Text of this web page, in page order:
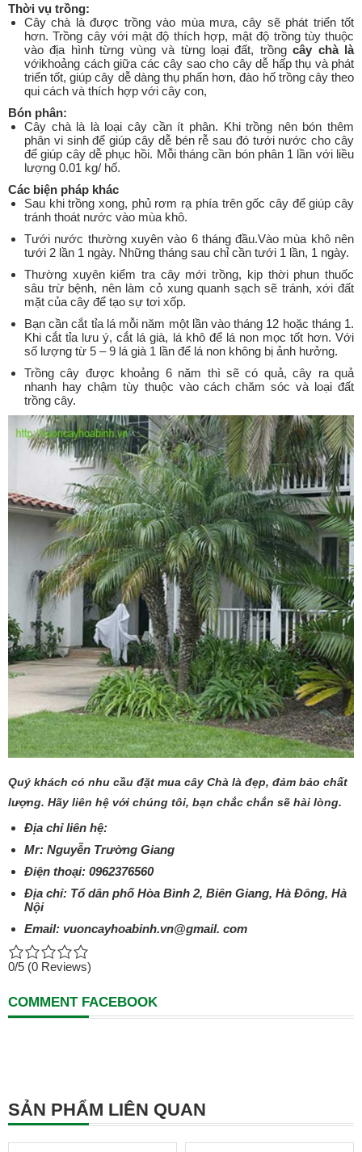
Thời vụ trồng:
Cây chà là được trồng vào mùa mưa, cây sẽ phát triển tốt
hơn. Trồng cây với mật độ thích hợp, mật độ trồng tùy thuộc
vào địa hình từng vùng và từng loại đất, trồngcây chà là
vớikhoảng cách giữa các cây sao cho cây dễ hấp thụ và phát
triển tốt, giúp cây dễ dàng thụ phấn hơn, đào hố trồng cây theo
qui cách và thích hợp với cây con,
Bón phân:
Cây chà là là loại cây cần ít phân. Khi trồng nên bón thêm
phân vi sinh để giúp cây dễ bén rễ sau đó tưới nước cho cây
để giúp cây dễ phục hồi. Mỗi tháng cần bón phân 1 lần với liều
lượng 0.01 kg/ hố.
Các biện pháp khác
Sau khi trồng xong, phủ rơm rạ phía trên gốc cây để giúp cây
tránh thoát nước vào mùa khô.
Tưới nước thường xuyên vào 6 tháng đầu.Vào mùa khô nên
tưới 2 lần 1 ngày. Những tháng sau chỉ cần tưới 1 lần, 1 ngày.
Thường xuyên kiểm tra cây mới trồng, kịp thời phun thuốc
sâu trừ bệnh, nên làm cỏ xung quanh sạch sẽ tránh, xới đất
mặt của cây để tạo sự tơi xốp.
Bạn cần cắt tỉa lá mỗi năm một lần vào tháng 12 hoặc tháng 1.
Khi cắt tỉa lưu ý, cắt lá già, lá khô để lá non mọc tốt hơn. Với
số lượng từ 5 – 9 lá già 1 lần để lá non không bị ảnh hưởng.
Trồng cây được khoảng 6 năm thì sẽ có quả, cây ra quả
nhanh hay chậm tùy thuộc vào cách chăm sóc và loại đất
trồng cây.
Quý khách có nhu cầu đặt mua cây Chà là đẹp, đảm bảo chất
lượng. Hãy liên hệ với chúng tôi, bạn chắc chắn sẽ hài lòng.
Địa chỉ liên hệ:
Mr: Nguyễn Trường Giang
Điện thoại: 0962376560
Địa chỉ: Tổ dân phố Hòa Bình 2, Biên Giang, Hà Đông, Hà
Nội
Email: vuoncayhoabinh.vn@gmail. com
0/5 (0 Reviews)
COMMENT FACEBOOK
SẢN PHẨM LIÊN QUAN